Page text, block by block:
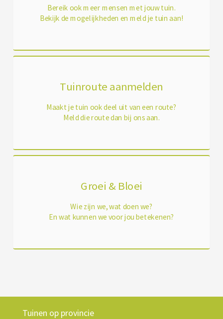
Bereik ook meer mensen met jouw tuin.
Bekijk de mogelijkheden en meld je tuin aan!
Tuinroute aanmelden
Maakt je tuin ook deel uit van een route?
Meld die route dan bij ons aan.
Groei & Bloei
Wie zijn we, wat doen we?
En wat kunnen we voor jou betekenen?
Tuinen op provincie